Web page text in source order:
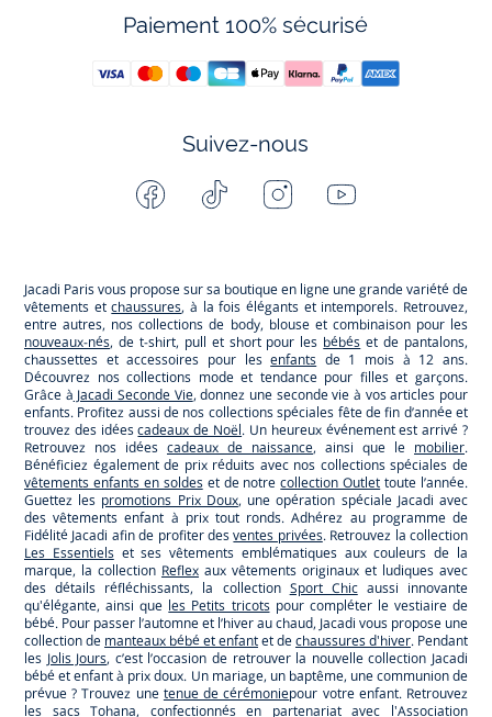
Paiement 100% sécurisé
Suivez-nous
Facebook Tiktok InstagramYoutube
Jacadi Paris vous propose sur sa boutique en ligne une grande variété de
vêtements etchaussures, à la fois élégants et intemporels. Retrouvez,
entre autres, nos collections de body, blouse et combinaison pour les
nouveaux-nés, de t-shirt, pull et short pour les bébés et de pantalons,
chaussettes et accessoires pour lesenfants de 1 mois à 12 ans.
Découvrez nos collections mode et tendance pour filles et garçons.
Grâce à Jacadi Seconde Vie, donnez une seconde vie à vos articles pour
enfants. Profitez aussi de nos collections spéciales fête de fin d’année et
trouvez des idéescadeaux de Noël. Un heureux événement est arrivé ?
Retrouvez nos idées cadeaux de naissance, ainsi que le mobilier.
Bénéficiez également de prix réduits avec nos collections spéciales de
vêtements enfants en soldeset de notrecollection Outlet toute l’année.
Guettez les promotions Prix Doux, une opération spéciale Jacadi avec
des vêtements enfant à prix tout ronds. Adhérez au programme de
Fidélité Jacadi afin de profiter desventes privées. Retrouvez la collection
Les Essentielset ses vêtements emblématiques aux couleurs de la
marque, la collection Reflex aux vêtements originaux et ludiques avec
des détails réfléchissants, la collection Sport Chicaussi innovante
qu'élégante, ainsi que les Petits tricotspour compléter le vestiaire de
bébé. Pour passer l’automne et l’hiver au chaud, Jacadi vous propose une
collection de manteaux bébé et enfantet dechaussures d'hiver. Pendant
les Jolis Jours, c’est l’occasion de retrouver la nouvelle collection Jacadi
bébé et enfant à prix doux. Un mariage, un baptême, une communion de
prévue ? Trouvez une tenue de cérémoniepour votre enfant. Retrouvez
les sacsTohana, confectionnés en partenariat avec l'Association